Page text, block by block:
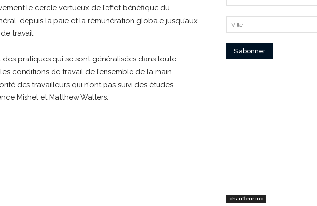
le cercle vertueux de l’effet bénéfique du
depuis la paie et la rémunération globale jusqu’aux
travail.
pratiques qui se sont généralisées dans toute
conditions de travail de l’ensemble de la main-
des travailleurs qui n’ont pas suivi des études
Mishel et Matthew Walters.
chauffeur inc